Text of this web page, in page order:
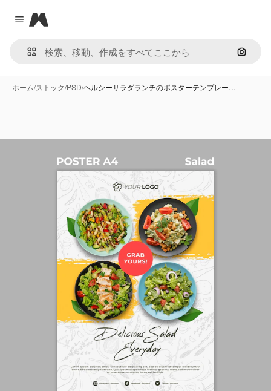
Close menu
Magnific
画像で
ホーム/ストック/PSD/ヘルシーサラダランチのポスターテンプレー…